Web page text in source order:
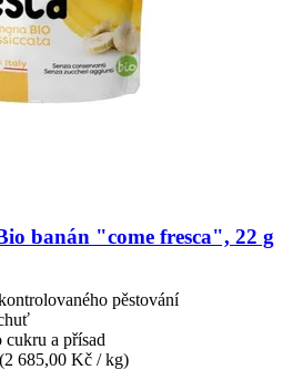
banán "come fresca", 22 g
pěstování
cukru a přísad
(2 685,00 Kč / kg)